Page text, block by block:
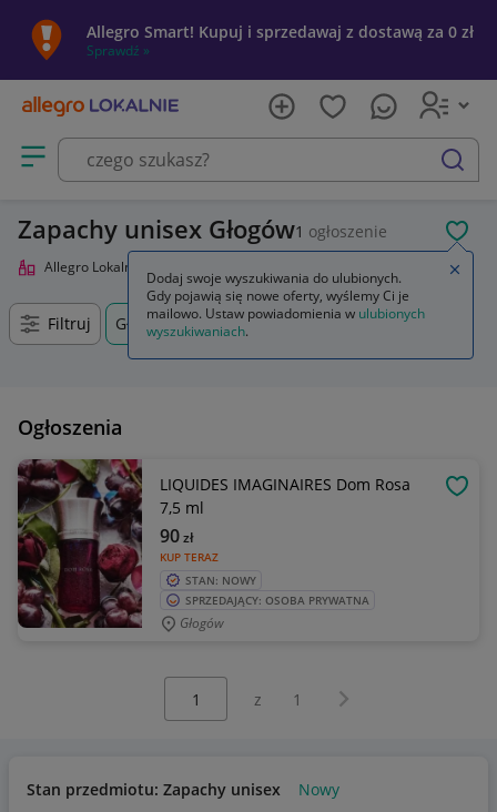
Allegro Smart! Kupuj i sprzedawaj z dostawą za 0 zł
Sprawdź »
Otwórz menu z kategoriami
szukaj
Zapachy unisex Głogów1 ogłoszenie
Allegro Lokalnie
Filtruj Głogów, Dolnośląskie, +0 km
Ogłoszenia
LIQUIDES IMAGINAIRES Dom Rosa
7,5 ml
KUP TERAZ
90zł
STAN: NOWY
SPRZEDAJĄCY: OSOBA PRYWATNA
Głogów
z 1 Następna strona
Stan przedmiotu: Zapachy unisex Nowy
Dodaj swoje wyszukiwania do ulubionych.
Gdy pojawią się nowe oferty, wyślemy Ci je
mailowo. Ustaw powiadomienia w ulubionych
wyszukiwaniach.